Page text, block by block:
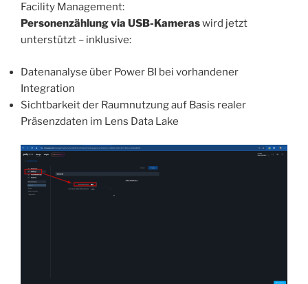
Facility Management:
Personenzählung via USB-Kameraswird jetzt
unterstützt – inklusive:
Datenanalyse über Power BI bei vorhandener
Integration
Sichtbarkeit der Raumnutzung auf Basis realer
Präsenzdaten im Lens Data Lake